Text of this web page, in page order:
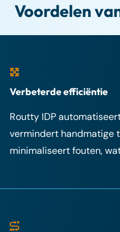
Voordelen
Verbeterde efficiëntie
Routty IDP
vermindert handmatige
minimaliseert fouten,